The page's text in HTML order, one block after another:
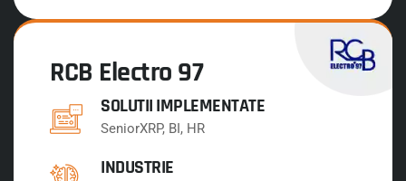
RCB Electro 97
SOLUTII IMPLEMENTATE
SeniorXRP, BI, HR
INDUSTRIE